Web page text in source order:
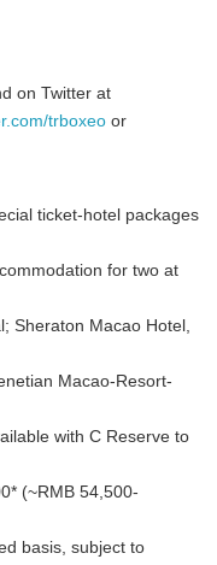
on Twitter at
trboxeo or
ticket-hotel packages
for two at
Sheraton Macao Hotel,
Macao-Resort-
with C Reserve to
(~RMB 54,500-
basis, subject to